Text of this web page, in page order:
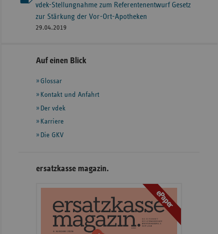
vdek-Stellungnahme zum Referentenentwurf Gesetz
zur Stärkung der Vor-Ort-Apotheken
29.04.2019
Seitennavigation
Seitenleiste
weiteren
Informationen
Auf einen Blick
Glossar
Kontakt und Anfahrt
Der vdek
Karriere
Die GKV
ersatzkasse magazin.
ePaper